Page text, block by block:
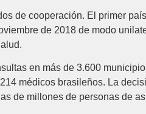
de cooperación. El primer
de 2018 de modo
en más de 3.600
médicos brasileños. La
de millones de personas de